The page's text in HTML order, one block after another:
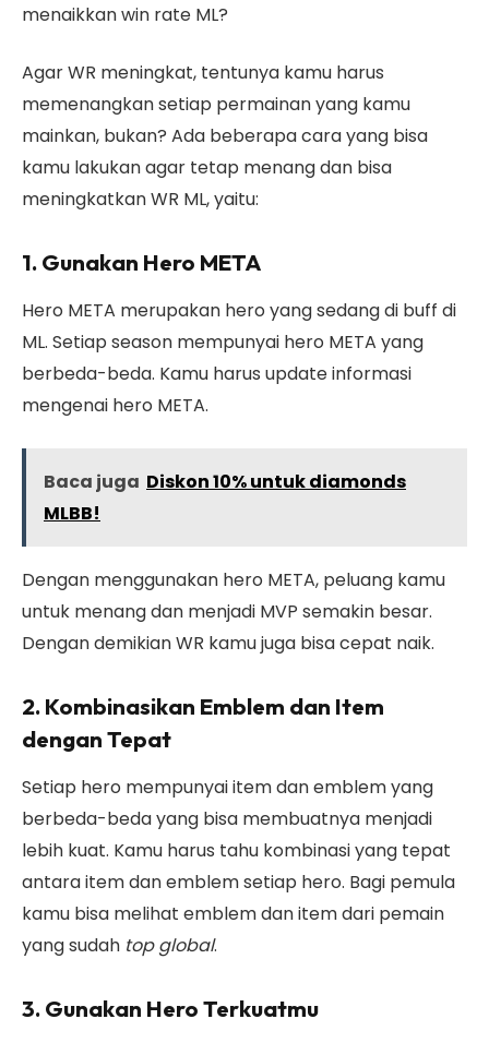
menaikkan win rate ML?
Agar WR meningkat, tentunya kamu harus
memenangkan setiap permainan yang kamu
mainkan, bukan? Ada beberapa cara yang bisa
kamu lakukan agar tetap menang dan bisa
meningkatkan WR ML, yaitu:
1. Gunakan Hero META
Hero META merupakan hero yang sedang di buff di
ML. Setiap season mempunyai hero META yang
berbeda-beda. Kamu harus update informasi
mengenai hero META.
Baca juga Diskon 10% untuk diamonds
MLBB!
Dengan menggunakan hero META, peluang kamu
untuk menang dan menjadi MVP semakin besar.
Dengan demikian WR kamu juga bisa cepat naik.
2. Kombinasikan Emblem dan Item
dengan Tepat
Setiap hero mempunyai item dan emblem yang
berbeda-beda yang bisa membuatnya menjadi
lebih kuat. Kamu harus tahu kombinasi yang tepat
antara item dan emblem setiap hero. Bagi pemula
kamu bisa melihat emblem dan item dari pemain
yang sudah top global.
3. Gunakan Hero Terkuatmu